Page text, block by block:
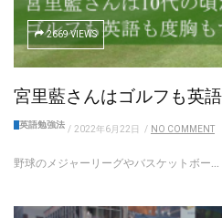
2669 VIEWS
宮里藍さんはゴルフも英
英語勉強法 / 2022年6月22日 / NO COMMENT
野球のメジャーリーグやバスケットボー...